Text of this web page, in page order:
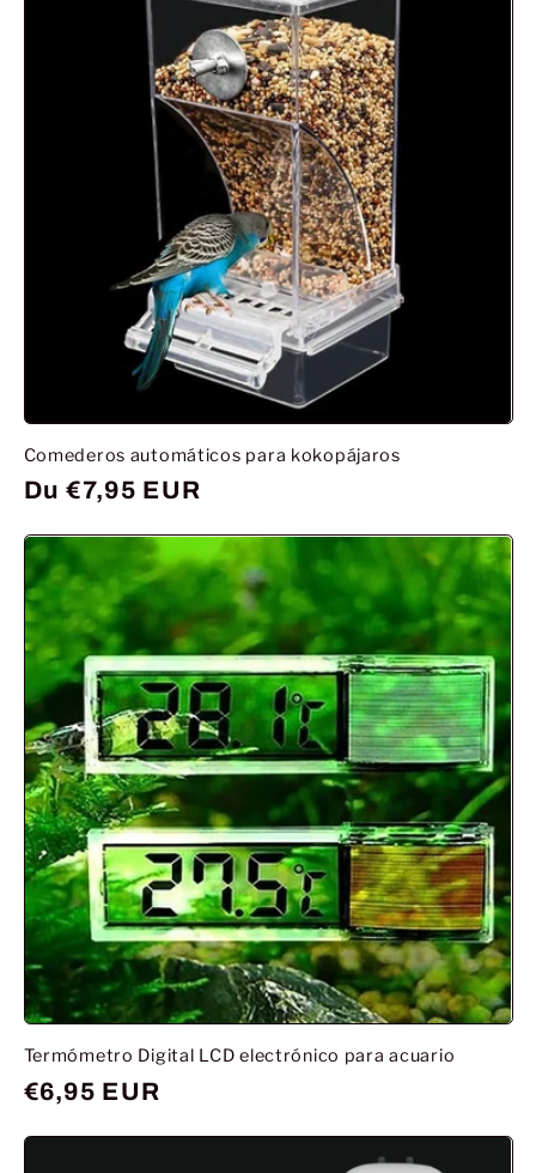
Comederos automáticos para kokopájaros
Prix
Du €7,95 EUR
Termómetro Digital LCD electrónico para acuario
Prix
€6,95 EUR